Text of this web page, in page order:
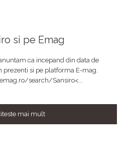
si pe Emag
ca incepand din data de
prezenti si pe platforma E-mag.
search/Sansiro<...
mai mult